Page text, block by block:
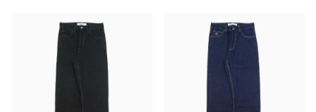
パウエルペラルタ DF（ドラゴンフォーミュ
ソフトウィール（クルーザー）
パーツ・その他
足回りセット（トラック・ウィールセット）
長袖ボタンシャツ
7分袖シャツ・ラグラン